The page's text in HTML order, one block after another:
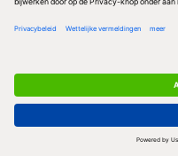
Algemene Voorwaarden & Copyrights